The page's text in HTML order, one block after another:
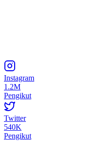
Instagram
1.2M
Pengikut
Twitter
540K
Pengikut